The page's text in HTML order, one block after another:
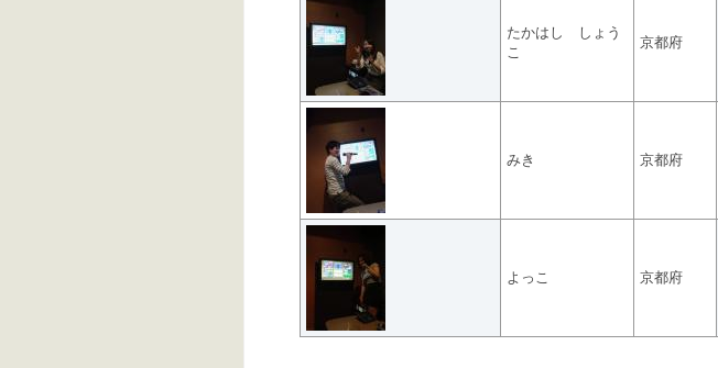
たかはし しょう
こ
京都府
みき 京都府
よっこ 京都府